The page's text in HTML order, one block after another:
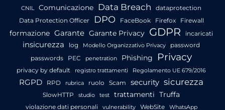
CNIL
Comunicazione Data Breach
dataprotection
Data Protection Officer
DPO FaceBook Firefox Firewall
formazione Garante Garante Privacy GDPR incaricati
insicurezza log Modello Organizzativo Privacy
password
passwords
PEC penetration Phishing Privacy
privacy by default registro trattamenti Regolamento UE 679/2016
RGPD RPD rubrica ruolo Scam security sicurezza
SlowHTTP studio test trattamenti Truffa
violazione dati personali vulnerability WebSite WhatsApp